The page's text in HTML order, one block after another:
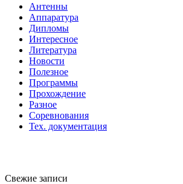
Антенны
Аппаратура
Дипломы
Интересное
Литература
Новости
Полезное
Программы
Прохождение
Разное
Соревнования
Тех. документация
Свежие записи